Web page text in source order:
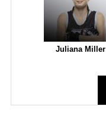
Juliana Miller